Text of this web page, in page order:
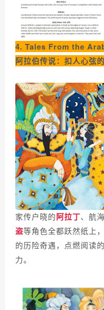
4. Tales From the
阿拉伯传说：扣人心弦
家传户晓的阿拉丁、航
盗等角色全都跃然纸上
的历险奇遇，点燃阅读
力。